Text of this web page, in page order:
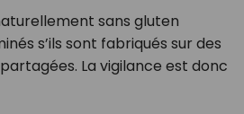
sans gluten
s’ils sont fabriqués sur des
La vigilance est donc